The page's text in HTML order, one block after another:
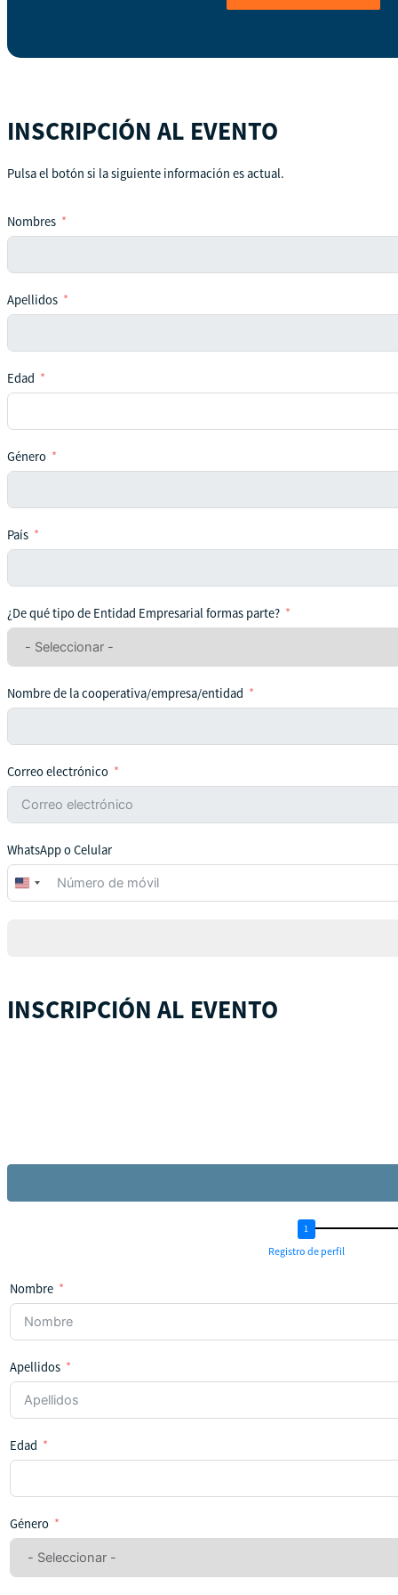
INSCRIPCIÓN AL EVENTO
Pulsa el botón si la siguiente información es actual.
Nombres
Apellidos
Edad
Género
País
¿De qué tipo de Entidad Empresarial formas parte?
Nombre de la cooperativa/empresa/entidad
Correo electrónico
WhatsApp o Celular
United
States
INSCRIPCIÓN AL EVENTO
Registro de perfil
Nombre
Apellidos
Edad
Género